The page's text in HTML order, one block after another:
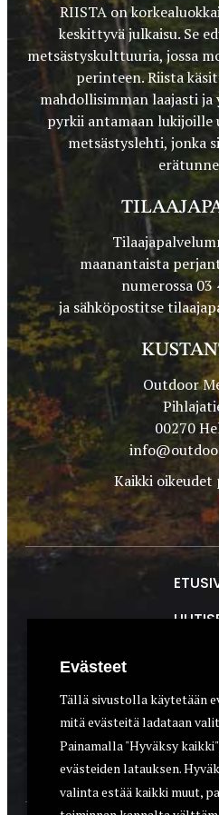
RIISTA on
keskittyvä julkaisu. Se
metsästyskulttuuria, jossa
perinteen. Riista
mahdollisimman laajasti ja
pyrkii antamaan lukijoille
metsästyslehti, jonka
maanantaista
numerossa 03
ja sähköpostitse
Outdoor
00270
Kaikki oikeudet
ASEET &
Evästeet
Tällä sivustolla käytetään
mitä evästeitä ladataan
Painamalla "Hyväksy
evästeiden latauksen.
valinta estää kaikki muut,